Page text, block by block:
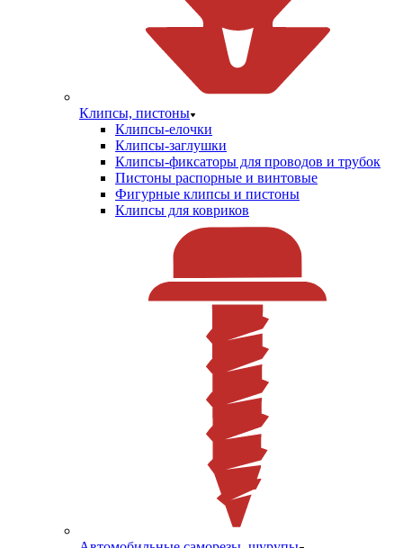
Клипсы, пистоны
Клипсы-елочки
Клипсы-заглушки
Клипсы-фиксаторы для проводов и трубок
Пистоны распорные и винтовые
Фигурные клипсы и пистоны
Клипсы для ковриков